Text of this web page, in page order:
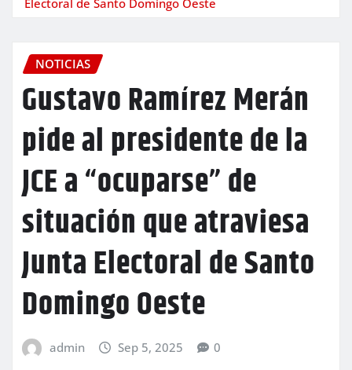
NOTICIAS
Gustavo Ramírez Merán
pide al presidente de la
JCE a “ocuparse” de
situación que atraviesa
Junta Electoral de Santo
Domingo Oeste
admin Sep 5, 2025 0